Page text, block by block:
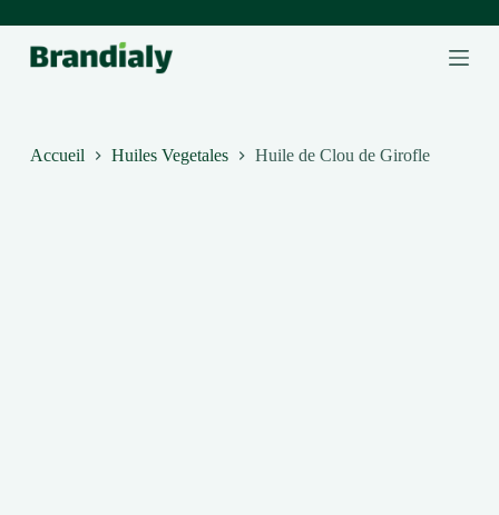
uAccueil Huiles Vegetales Huile de Clou de Girofle